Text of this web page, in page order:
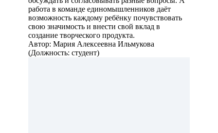
работа в команде единомышленников даёт
возможность каждому ребёнку почувствовать
свою значимость и внести свой вклад в
создание творческого продукта.
Автор: Мария Алексеевна Ильмукова
(Должность: студент)